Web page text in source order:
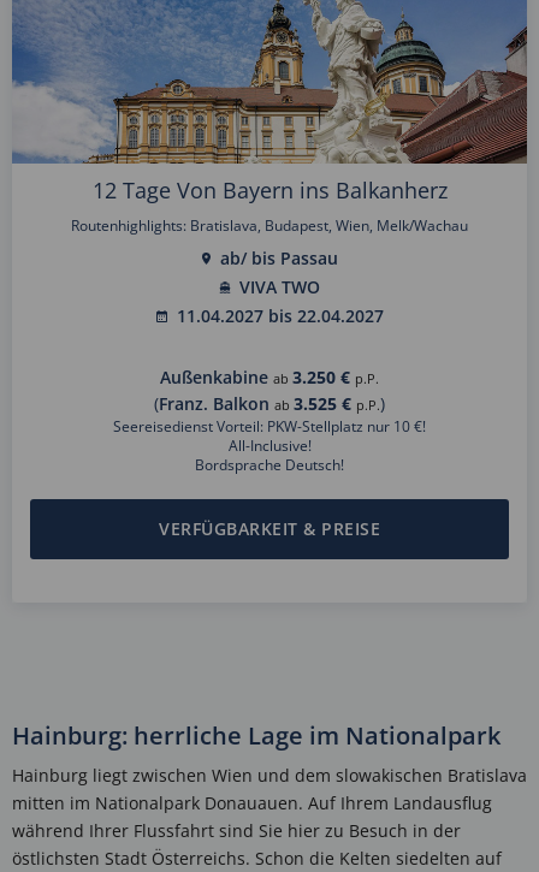
12 Tage Von Bayern ins Balkanherz
Routenhighlights: Bratislava, Budapest, Wien, Melk/Wachau
ab/ bis Passau
VIVA TWO
11.04.2027 bis 22.04.2027
Außenkabine ab3.250 € p.P.
(Franz. Balkon ab3.525 € p.P.)
Seereisedienst Vorteil: PKW-Stellplatz nur 10 €!
All-Inclusive!
Bordsprache Deutsch!
VERFÜGBARKEIT & PREISE
Hainburg: herrliche Lage im Nationalpark
Hainburg liegt zwischen Wien und dem slowakischen Bratislava
mitten im Nationalpark Donauauen. Auf Ihrem Landausflug
während Ihrer Flussfahrt sind Sie hier zu Besuch in der
östlichsten Stadt Österreichs. Schon die Kelten siedelten auf